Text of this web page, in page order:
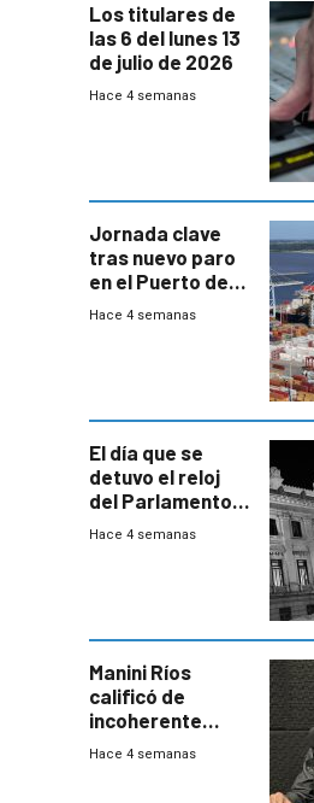
Los titulares de
las 6 del lunes 13
de julio de 2026
Hace 4 semanas
Jornada clave
tras nuevo paro
en el Puerto de
Montevideo
Hace 4 semanas
El día que se
detuvo el reloj
del Parlamento
para negociar
Hace 4 semanas
Manini Ríos
calificó de
incoherente
decisión de
Hace 4 semanas